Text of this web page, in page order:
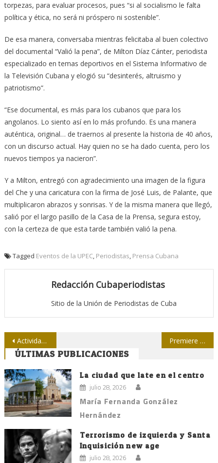
torpezas, para evaluar procesos, pues “si al socialismo le falta
política y ética, no será ni próspero ni sostenible”.
De esa manera, conversaba mientras felicitaba al buen colectivo
del documental “Valió la pena”, de Milton Díaz Cánter, periodista
especializado en temas deportivos en el Sistema Informativo de
la Televisión Cubana y elogió su “desinterés, altruismo y
patriotismo”.
“Ese documental, es más para los cubanos que para los
angolanos. Lo siento así en lo más profundo. Es una manera
auténtica, original… de traernos al presente la historia de 40 años,
con un discurso actual. Hay quien no se ha dado cuenta, pero los
nuevos tiempos ya nacieron”.
Y a Milton, entregó con agradecimiento una imagen de la figura
del Che y una caricatura con la firma de José Luis, de Palante, que
multiplicaron abrazos y sonrisas. Y de la misma manera que llegó,
salió por el largo pasillo de la Casa de la Prensa, segura estoy,
con la certeza de que esta tarde también valió la pena.
Tagged Eventos de la UPEC, Periodistas, Prensa Cubana
Redacción Cubaperiodistas
Sitio de la Unión de Periodistas de Cuba
Navegación
de
entradas
Actividades en el país por el Día del Locutor Premiere de documental sobre Formell
ÚLTIMAS PUBLICACIONES
La ciudad que late en el centro
julio 28, 2026
María Fernanda González
Hernández
Terrorismo de izquierda y Santa
Inquisición new age
julio 28, 2026